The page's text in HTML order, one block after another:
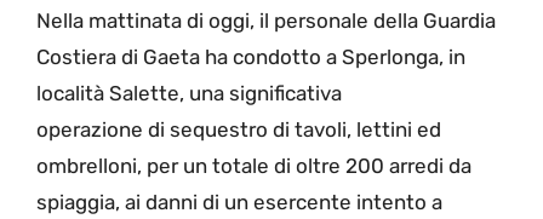
Nella mattinata di oggi, il personale della Guardia
Costiera di Gaeta ha condotto a Sperlonga, in
località Salette, una significativa
operazione di sequestro di tavoli, lettini ed
ombrelloni, per un totale di oltre 200 arredi da
spiaggia, ai danni di un esercente intento a